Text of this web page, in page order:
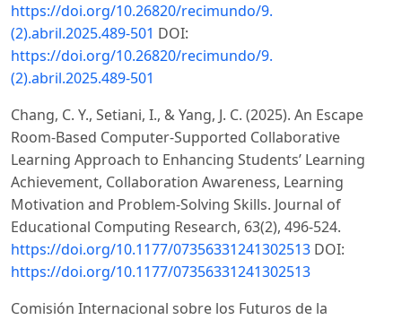
https://doi.org/10.26820/recimundo/9.
(2).abril.2025.489-501 DOI:
https://doi.org/10.26820/recimundo/9.
(2).abril.2025.489-501
Chang, C. Y., Setiani, I., & Yang, J. C. (2025). An Escape
Room-Based Computer-Supported Collaborative
Learning Approach to Enhancing Students’ Learning
Achievement, Collaboration Awareness, Learning
Motivation and Problem-Solving Skills. Journal of
Educational Computing Research, 63(2), 496-524.
https://doi.org/10.1177/07356331241302513 DOI:
https://doi.org/10.1177/07356331241302513
Comisión Internacional sobre los Futuros de la